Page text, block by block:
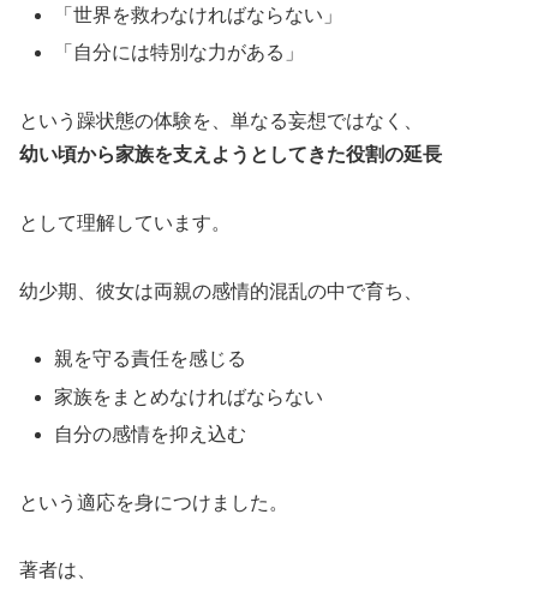
「世界を救わなければならない」
「自分には特別な力がある」
という躁状態の体験を、単なる妄想ではなく、
幼い頃から家族を支えようとしてきた役割の延長
として理解しています。
幼少期、彼女は両親の感情的混乱の中で育ち、
親を守る責任を感じる
家族をまとめなければならない
自分の感情を抑え込む
という適応を身につけました。
著者は、